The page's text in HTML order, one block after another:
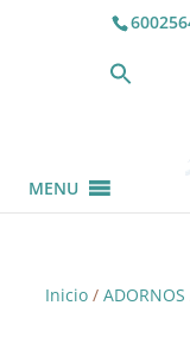
MENU
Inicio/ ADORNOS